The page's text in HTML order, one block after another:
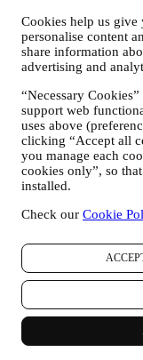
Cookies help us give
personalise content
share information
advertising and
“Necessary
support web
uses above
clicking “Accept all
you manage each
cookies only”, so
installed.
Check our Cookie
cookies
onsCookiebeleid,
PRODUCT
Als u een van
Wij zijn
klanten (als zij
onze producten
het einde van het
om uw
niet verplicht, en
Sommige van
ondersteuning te
sturen. Dit
producten. Er
gevoelige
weten komen
WhatsApp voor
gegevens op